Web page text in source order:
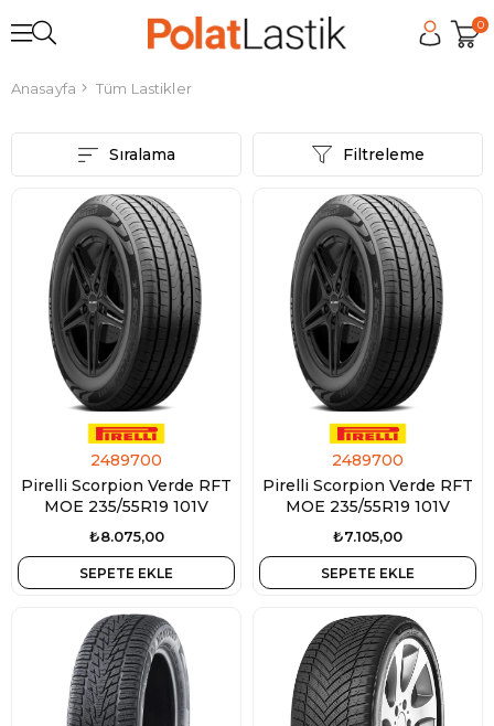
0
Anasayfa Tüm Lastikler
Filtreleme
Sıralama
2489700
Pirelli Scorpion Verde RFT
MOE 235/55R19 101V
₺8.075,00
SEPETE EKLE
2489700
Pirelli Scorpion Verde RFT
MOE 235/55R19 101V
₺7.105,00
SEPETE EKLE